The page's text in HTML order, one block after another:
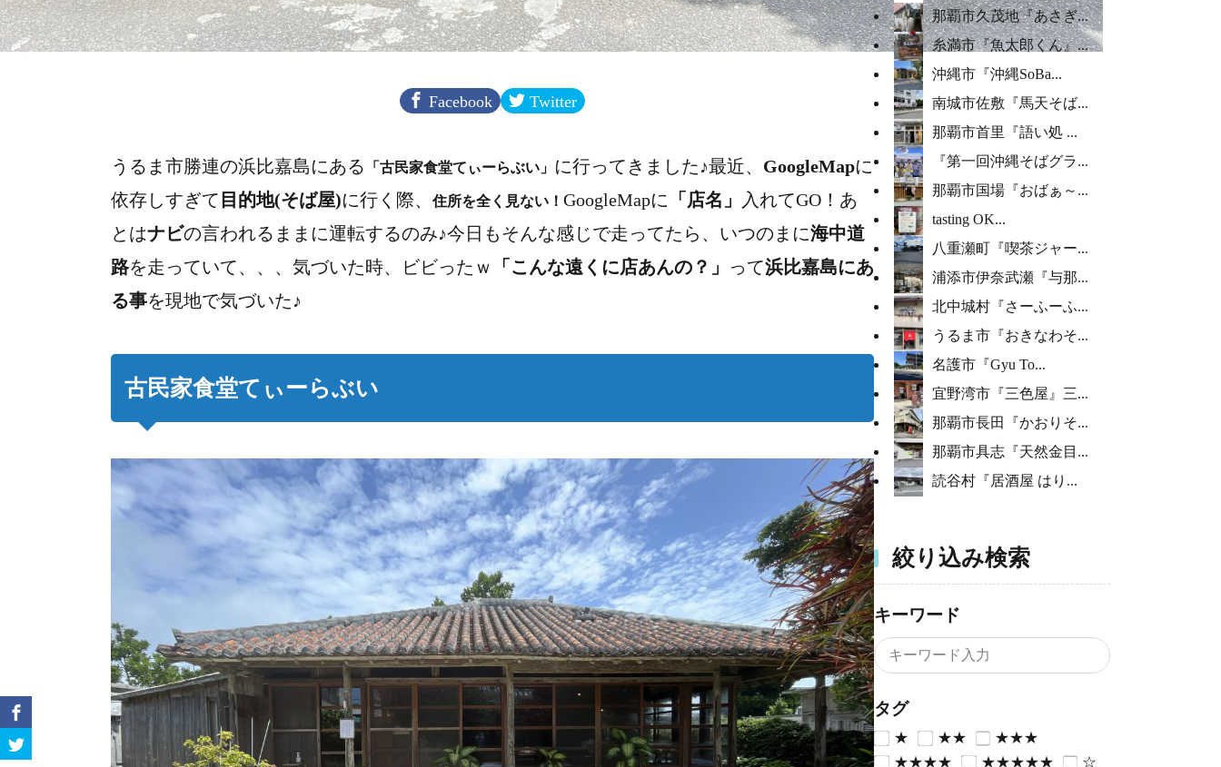
Facebook Twitter
うるま市勝連の浜比嘉島にある 「古民家食堂てぃーらぶい」 に行ってきました♪最近、 GoogleMapに
依存しすぎて 目的地(そば屋)に行く際、 住所を全く見ない！ GoogleMapに 「店名」
入れてGO！あ
とはナビの言われるままに運転するのみ♪今日もそんな感じで走ってたら、いつのまに海中道
路を走っていて、、、気づいた時、ビビったｗ 「こんな遠くに店あんの？」 って浜比嘉島にあ
る事を現地で気づいた♪
古民家食堂てぃーらぶい
那覇市久茂地『あさぎ...
糸満市『魚太郎くん』...
沖縄市『沖縄SoBa...
南城市佐敷『馬天そば...
那覇市首里『語い処 ...
『第一回沖縄そばグラ...
那覇市国場『おばぁ～...
tasting OK...
八重瀬町『喫茶ジャー...
浦添市伊奈武瀬『与那...
北中城村『さーふーふ...
うるま市『おきなわそ...
名護市『Gyu To...
宜野湾市『三色屋』三...
那覇市長田『かおりそ...
那覇市具志『天然金目...
読谷村『居酒屋 はり...
絞り込み検索
キーワード
タグ
★ ★★
★★★
★★★★
★★★★★
☆